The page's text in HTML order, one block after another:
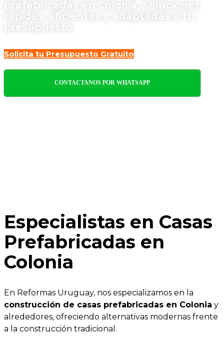
prefabricadas en Colonia. Soluciones
rápidas, eficientes y adaptadas a tu
presupuesto.
Solicita tu Presupuesto Gratuito
CONTACTANOS POR WHATSAPP
Especialistas en Casas
Prefabricadas en
Colonia
En Reformas Uruguay, nos especializamos en la
construcción de casas prefabricadas en Colonia y
alrededores, ofreciendo alternativas modernas frente
a la construcción tradicional.